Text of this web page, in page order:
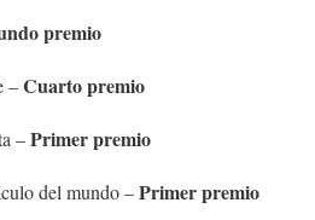
premio
–Cuarto premio
–Primer premio
del mundo –Primer premio